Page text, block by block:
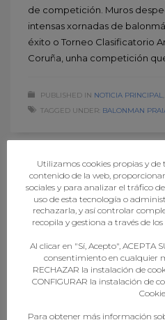
de competición. Muros
intensas xornadas de
éxito o Torneo Clasificatorio
Coruña, unha competición
PUBLISHED IN NOTICIA PRINCIPAL
TAGGED UNDER: BALONMAN
Utilizamos cookies propias y de
contenido de la web,
sociales y para analizar el tráfico
uso de esta tecnología o
rechazarla, y así controlar
recopila y gestiona a través de
Al clicar en "Sí, Acepto", ACEPTA
consentimiento en cualquier
RECHAZAR la instalación de
CONFIGURAR la instalación de
Para obtener más información